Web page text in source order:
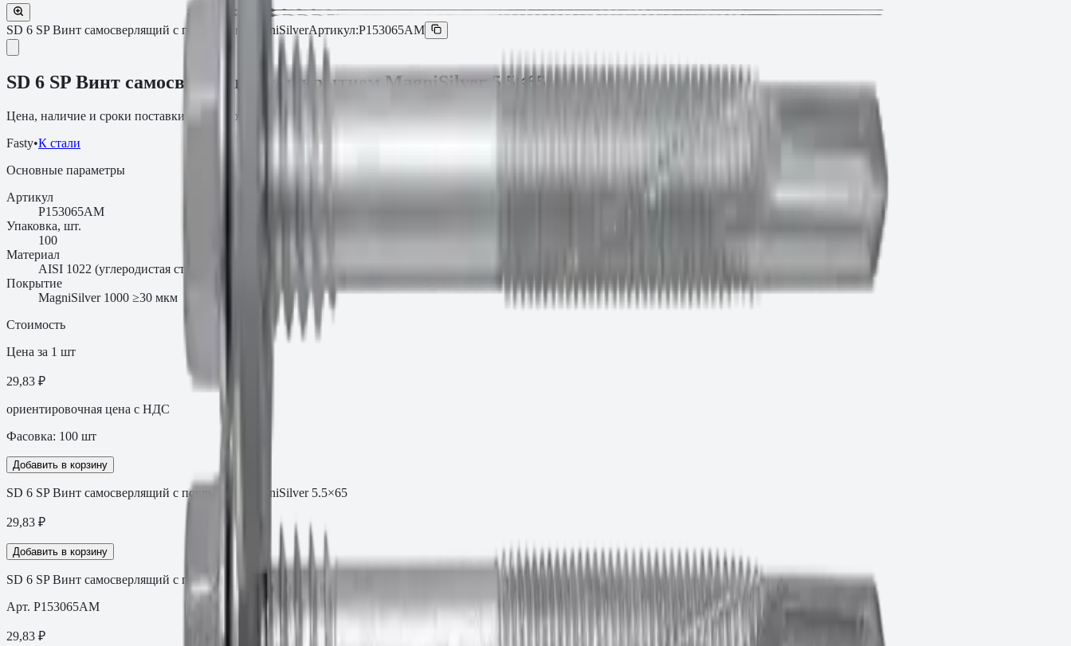
SD 6 SP Винт самосверлящий с покрытием MagniSilverАртикул:P153065AM
SD 6 SP Винт самосверлящий с покрытием MagniSilver 5.5×65
Цена, наличие и сроки поставки зависят от артикула, объёма и текущей партии.
Fasty•К стали
Основные параметры
Артикул
P153065AM
Упаковка, шт.
100
Материал
AISI 1022 (углеродистая сталь)
Покрытие
MagniSilver 1000 ≥30 мкм
Стоимость
Цена за 1 шт
29,83 ₽
ориентировочная цена с НДС
Фасовка: 100 шт
Добавить в корзину
SD 6 SP Винт самосверлящий с покрытием MagniSilver 5.5×65
29,83 ₽
Добавить в корзину
SD 6 SP Винт самосверлящий с покрытием MagniSilver 5.5×65
Арт. P153065AM
29,83 ₽